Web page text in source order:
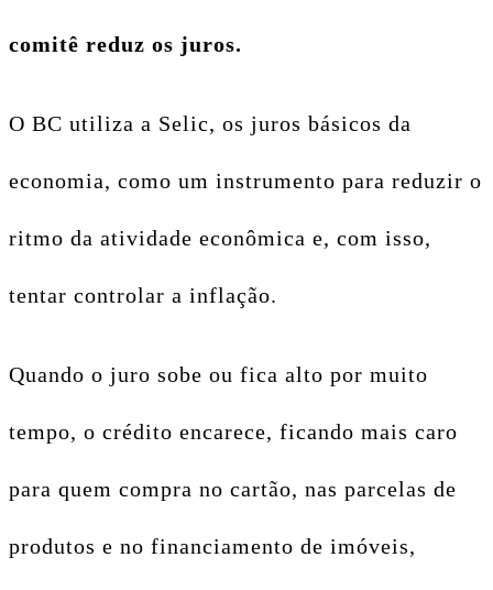
comitê reduz os juros.
O BC utiliza a Selic, os juros básicos da
economia, como um instrumento para reduzir o
ritmo da atividade econômica e, com isso,
tentar controlar a inflação.
Quando o juro sobe ou fica alto por muito
tempo, o crédito encarece, ficando mais caro
para quem compra no cartão, nas parcelas de
produtos e no financiamento de imóveis,